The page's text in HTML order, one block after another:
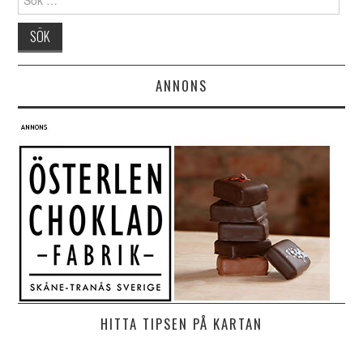
ANNONS
HITTA TIPSEN PÅ KARTAN